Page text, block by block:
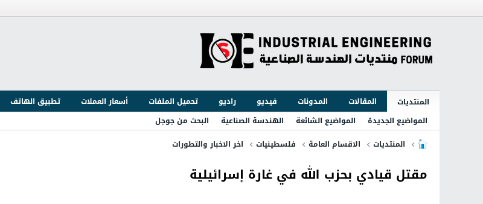
المنتديات المقالات المدونات فيديو راديو تحميل الملفات أسعار العملات تطبيق الهاتف
المواضيع الجديدة
المواضيع الشائعة الهندسة الصناعية
البحث من جوجل
المنتديات
الاقسام العامة فلسطينيات اخر الاخبار والتطورات
مقتل قيادي بحزب الله في غارة إسرائيلية